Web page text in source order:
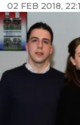
02 FEB 2018,